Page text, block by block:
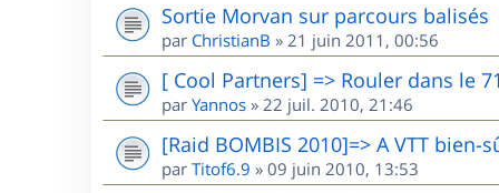
Sortie Morvan sur parcours balisés
par ChristianB » 21 juin 2011, 00:56
[ Cool Partners] => Rouler dans le 71
par Yannos » 22 juil. 2010, 21:46
[Raid BOMBIS 2010]=> A VTT bien-
par Titof6.9 » 09 juin 2010, 13:53